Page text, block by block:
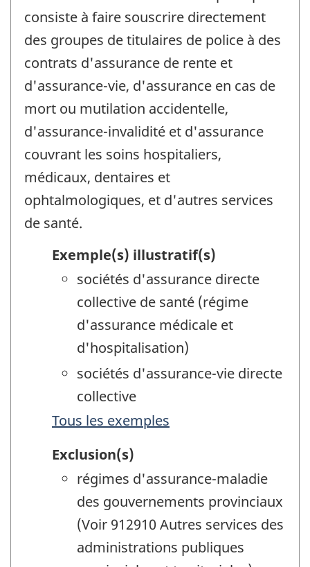
consiste à faire souscrire directement
des groupes de titulaires de police à des
contrats d'assurance de rente et
d'assurance-vie, d'assurance en cas de
mort ou mutilation accidentelle,
d'assurance-invalidité et d'assurance
couvrant les soins hospitaliers,
médicaux, dentaires et
ophtalmologiques, et d'autres services
de santé.
Exemple(s) illustratif(s)
sociétés d'assurance directe
collective de santé (régime
d'assurance médicale et
d'hospitalisation)
sociétés d'assurance-vie directe
collective
Tous les exemples
Exclusion(s)
régimes d'assurance-maladie
des gouvernements provinciaux
(Voir 912910 Autres services des
administrations publiques